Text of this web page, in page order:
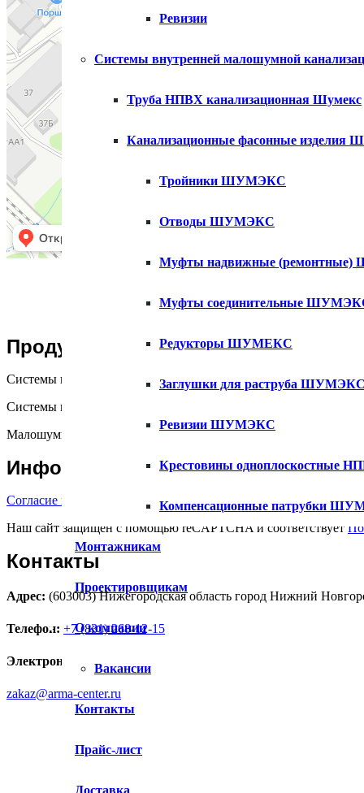
Ревизии
Системы внутренней малошумной
Труба НПВХ канализационная Шумекс
Канализационные фасонные
Тройники ШУМЭКС
Отводы ШУМЭКС
Муфты надвижные
Муфты соединительные
Редукторы ШУМЕКС
Заглушки для раструба ШУМЭКС
Ревизии ШУМЭКС
Крестовины одноплоскостные
Компенсационные патрубки
Монтажникам
Проектировщикам
О компании
Вакансии
Контакты
Прайс-лист
Доставка
Продукция
Системы напорных трубопроводов под уплотнительное кольцо
Системы наружной канализации
Малошумные системы внутренней канализации «Шумэкс»
Информация для покупателей
Согласие на обработку персональных данных
Наш сайт защищен с помощью reCAPTCHA и соответствует
Контакты
Адрес: (603003) Нижегородская область город Нижний
Телефон: +7 (831) 268-12-15
Электронная почта:
zakaz@arma-center.ru